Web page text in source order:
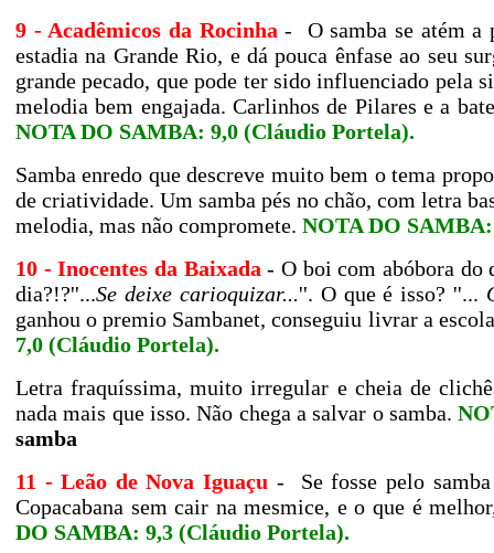
9 - Acadêmicos da Rocinha -
O samba se atém a
estadia na Grande Rio, e dá pouca ênfase ao seu
grande pecado, que pode ter sido influenciado pela
melodia bem engajada. Carlinhos de Pilares e a
NOTA DO SAMBA: 9,0 (Cláudio Portela).
Samba enredo que descreve muito bem o tema
de criatividade. Um samba pés no chão, com letra
melodia, mas não compromete. NOTA DO
10 - Inocentes da Baixada - O boi com abóbora do
dia?!?''...Se deixe carioquizar...''. O que é isso? ''...
ganhou o premio Sambanet, conseguiu livrar a
7,0 (Cláudio Portela).
Letra fraquíssima, muito irregular e cheia de
nada mais que isso. Não chega a salvar o samba.
samba
11 - Leão de Nova Iguaçu -
Se fosse pelo
Copacabana sem cair na mesmice, e o que é
DO SAMBA: 9,3 (Cláudio Portela).